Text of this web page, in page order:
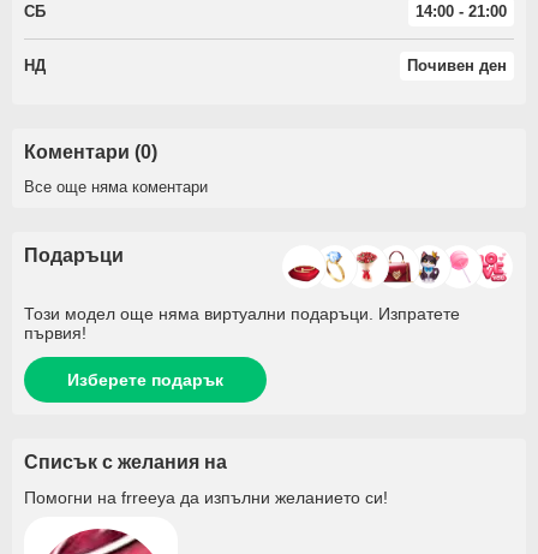
СБ 14:00 - 21:00
НД Почивен ден
Коментари (0)
Все още няма коментари
Подаръци
Този модел още няма виртуални подаръци. Изпратете
първия!
Изберете подарък
Списък с желания на
Помогни на frreeya да изпълни желанието си!